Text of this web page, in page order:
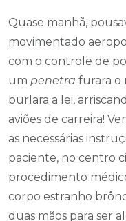
Quase manhã,
movimentado
com o controle de
um penetra furara o
burlara a lei,
aviões de carreira!
as necessárias
paciente, no centro
procedimento
corpo estranho
duas mãos para ser